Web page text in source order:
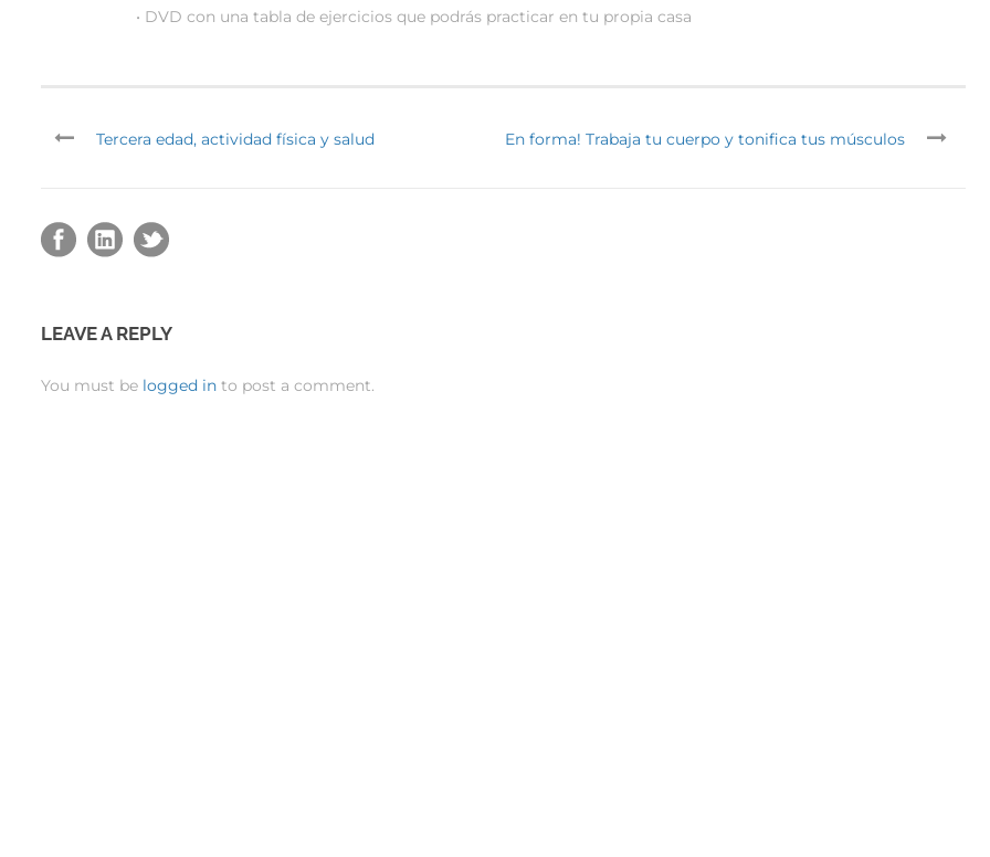
• DVD con una tabla de ejercicios que podrás practicar en tu propia casa
Tercera edad, actividad física y salud En forma! Trabaja tu cuerpo y tonifica tus músculos
LEAVE A REPLY
You must be logged in to post a comment.